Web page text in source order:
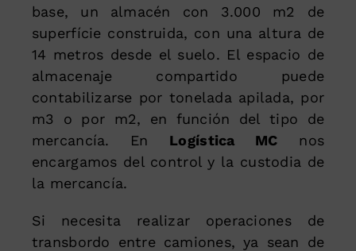
base, un almacén con 3.000 m2 de
superfície construida, con una altura de
14 metros desde el suelo. El espacio de
almacenaje compartido puede
contabilizarse por tonelada apilada, por
m3 o por m2, en función del tipo de
mercancía. En Logística MC nos
encargamos del control y la custodia de
la mercancía.
Si necesita realizar operaciones de
transbordo entre camiones, ya sean de